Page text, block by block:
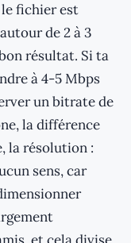
fichier est
de 2 à 3
résultat. Si ta
à 4-5 Mbps
un bitrate de
la différence
la résolution :
sens, car